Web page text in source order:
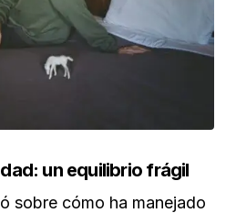
un equilibrio frágil
sobre cómo ha manejado